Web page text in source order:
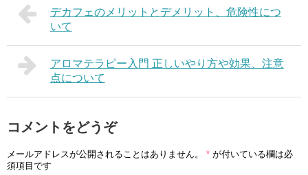
デカフェのメリットとデメリット、危険性につ
いて
アロマテラピー入門 正しいやり方や効果、注意
点について
コメントをどうぞ
メールアドレスが公開されることはありません。 * が付いている欄は必
須項目です